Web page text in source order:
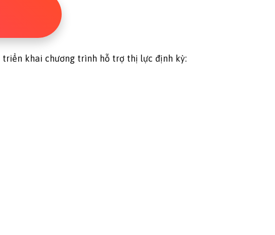
triển khai chương trình hỗ trợ thị lực định kỳ: